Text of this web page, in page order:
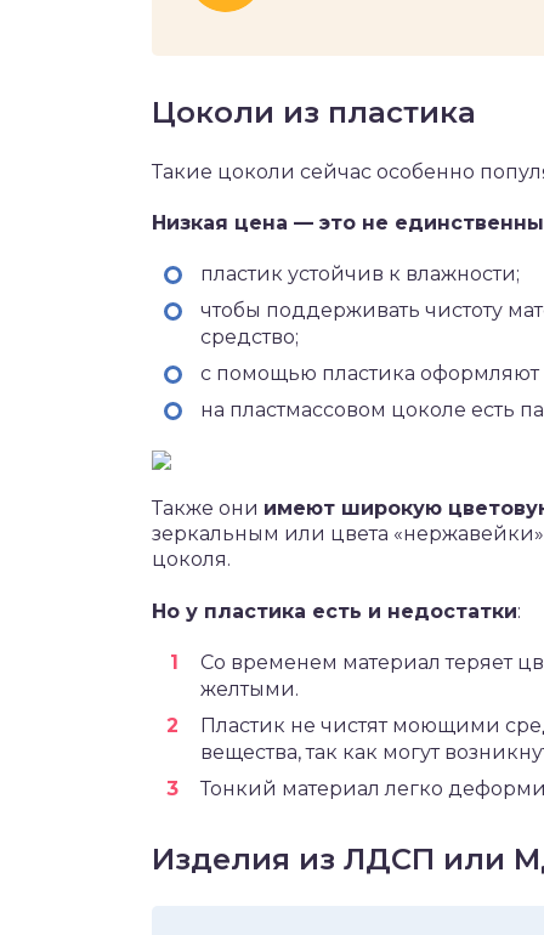
Цоколи из пластика
Такие цоколи сейчас особенно
Низкая цена — это не
пластик устойчив к влажности;
чтобы поддерживать чистоту
средство;
с помощью пластика оформляют
на пластмассовом цоколе есть
Также они имеют широкую
зеркальным или цвета
цоколя.
Но у пластика есть и недостатки:
Со временем материал теряет
желтыми.
Пластик не чистят моющими
вещества, так как могут
Тонкий материал легко
Изделия из ЛДСП или